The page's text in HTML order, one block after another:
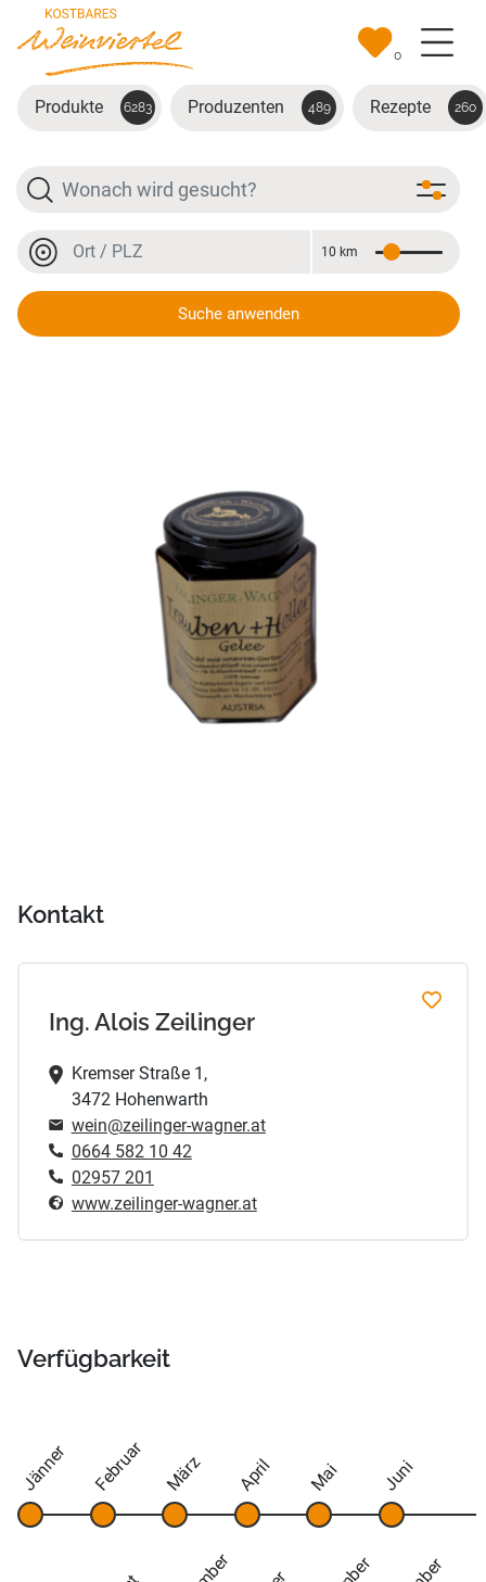
Zum Hauptinhalt springen
0
Produkte 6283 Produzenten 489 Rezepte 260
Suche
Ort oder PLZ
Entfernung
10 km
Suche anwenden
Gelee - Traube + Holler
Kontakt
Ing. Alois Zeilinger
Kremser Straße 1,
3472 Hohenwarth
wein@zeilinger-wagner.at
0664 582 10 42
02957 201
www.zeilinger-wagner.at
Verfügbarkeit
Jänner Februar März April Mai Juni